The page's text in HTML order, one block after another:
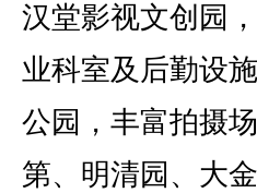
汉堂影视文创园
业科室及后勤设
公园，丰富拍摄
第、明清园、大